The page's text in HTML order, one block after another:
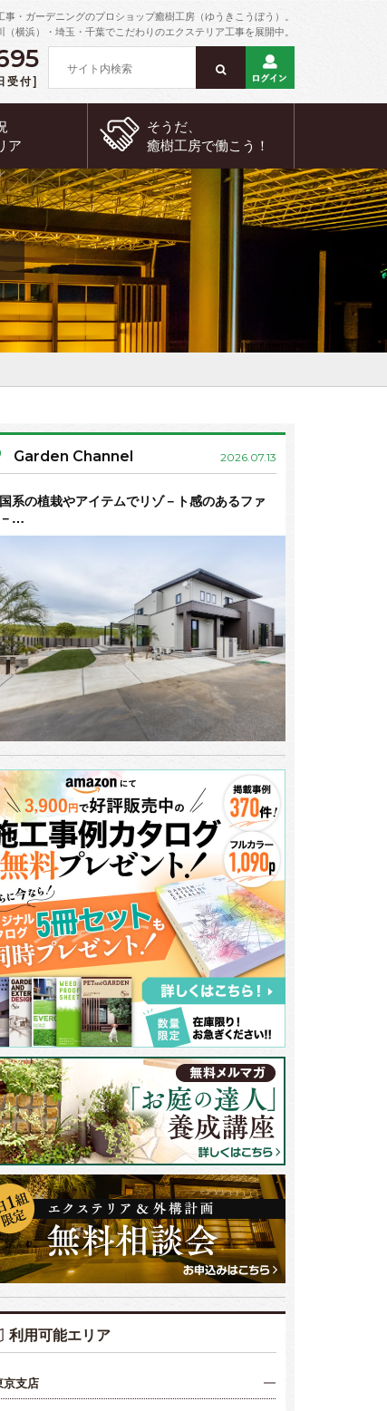
事・ガーデニングのプロショップ癒樹工房（ゆうきこうぼう）。
（横浜）・埼玉・千葉でこだわりのエクステリア工事を展開中。
付]
ア
そうだ、
癒樹工房で働こう！
ードにボリュームを出すために、造作したのがデザインウォール。濃
ます。前面が道路ですので、ポストは防犯面を考慮し、前入れ後ろ取
Garden Channel 2026.07.13
系の植栽やアイテムでリゾ－ト感のあるファ
…
利用可能エリア
京支店